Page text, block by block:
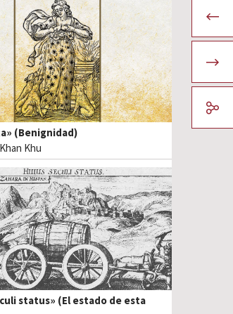
(Benignidad)
Khu
status» (El estado de esta